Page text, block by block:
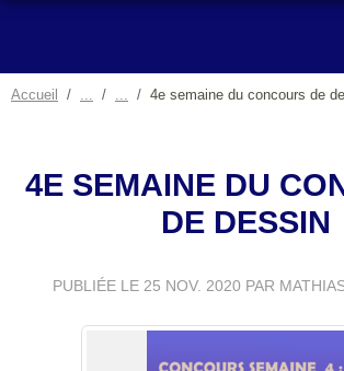
Accueil 4e semaine du concours de
4E SEMAINE DU
DE DESSIN
PUBLIÉE LE 25 NOV. 2020 PAR